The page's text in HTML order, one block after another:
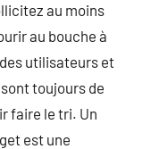
au moins
au bouche à
utilisateurs et
toujours de
faire le tri. Un
est une